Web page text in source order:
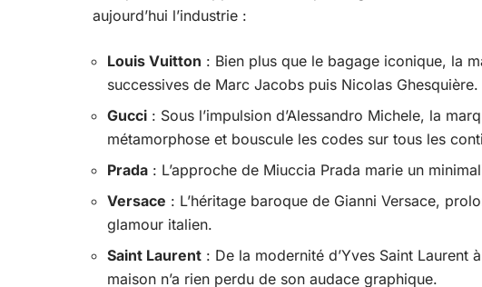
aujourd’hui l’industrie :
Louis Vuitton : Bien plus que le bagage iconique, la
successives de Marc Jacobs puis Nicolas Ghesquière.
Gucci : Sous l’impulsion d’Alessandro Michele, la
métamorphose et bouscule les codes sur tous les
Prada : L’approche de Miuccia Prada marie un
Versace : L’héritage baroque de Gianni Versace,
glamour italien.
Saint Laurent : De la modernité d’Yves Saint Laurent
maison n’a rien perdu de son audace graphique.